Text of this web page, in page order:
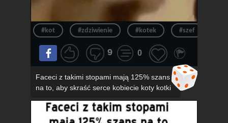
#kot #zdziwienie #kotek #szef
9 0
Faceci z takimi stopami mają 125% szans
na to, aby skraść serce kobiecie koty kotki